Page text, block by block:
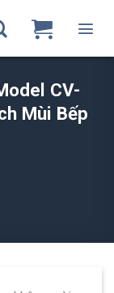
CV-
Mùi Bếp